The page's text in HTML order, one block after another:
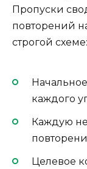
Пропуски
повторений
строгой схеме:
каждого
Каждую
Целевое